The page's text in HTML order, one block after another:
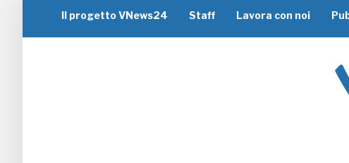
Il progetto VNews24 Staff Lavora con noi